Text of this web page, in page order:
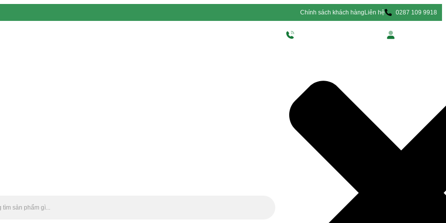
Chính sách khách hàng Liên hệ 0287 109 9918